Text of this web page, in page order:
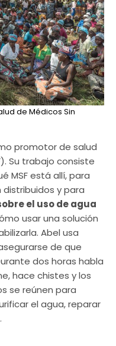
de Médicos Sin
promotor de salud
Su trabajo consiste
MSF está allí, para
y para
el uso de agua
usar una solución
Abel usa
de que
dos horas habla
hace chistes y los
se reúnen para
el agua, reparar